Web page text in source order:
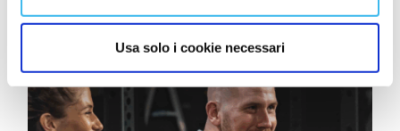
Usa solo i cookie necessari